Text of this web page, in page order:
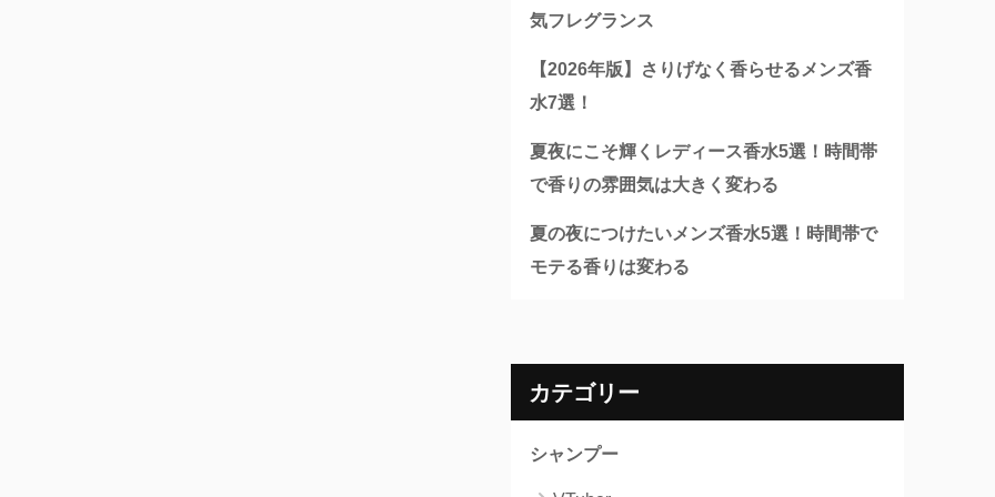
気フレグランス
【2026年版】さりげなく香らせるメンズ香
水7選！
夏夜にこそ輝くレディース香水5選！時間帯
で香りの雰囲気は大きく変わる
夏の夜につけたいメンズ香水5選！時間帯で
モテる香りは変わる
カテゴリー
シャンプー